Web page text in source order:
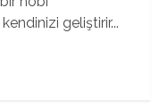
geliştirir...